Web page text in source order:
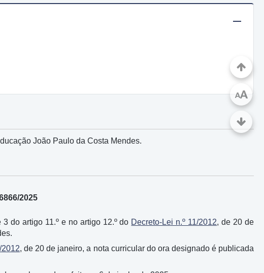
João Paulo da Costa Mendes.
2025
3 do artigo 11.º e no artigo 12.º do Decreto-Lei n.º 11/2012, de 20 de
2012, de 20 de janeiro, a nota curricular do ora designado é publicada
AA